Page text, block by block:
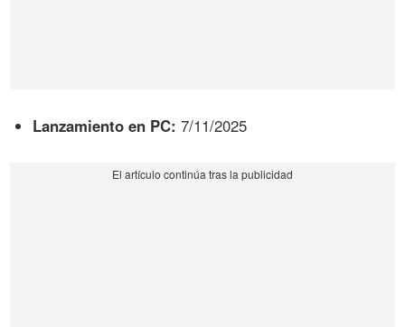
Lanzamiento en PC: 7/11/2025